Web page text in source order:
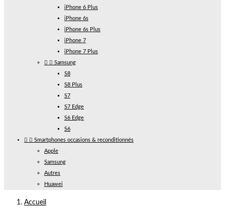
iPhone 6 Plus
iPhone 6s
iPhone 6s Plus
iPhone 7
iPhone 7 Plus
  Samsung
S8
S8 Plus
S7
S7 Edge
S6 Edge
S6
  Smartphones occasions & reconditionnés
Apple
Samsung
Autres
Huawei
Accueil